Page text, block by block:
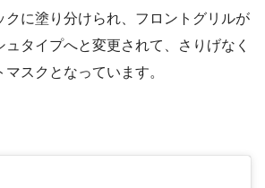
クに塗り分けられ、フロントグリルが
タイプへと変更されて、さりげなく
スクとなっています。